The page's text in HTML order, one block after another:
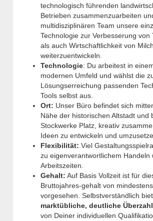
technologisch führenden
Betrieben zusammenzuarbeiten
multidisziplinären Team unsere
Technologie zur Verbesserung von
als auch Wirtschaftlichkeit von
weiterzuentwickeln.
Technologie: Du arbeitest in
modernen Umfeld und wählst die
Lösungserreichung passenden
Tools selbst aus.
Ort: Unser Büro befindet sich
Nähe der historischen Altstadt und
Stockwerke Platz, kreativ
Ideen zu entwickeln und
Flexibilität: Viel
zu eigenverantwortlichem Handeln
Arbeitszeiten.
Gehalt: Auf Basis Vollzeit ist für
Bruttojahres-gehalt von
vorgesehen. Selbstverständlich
marktübliche, deutliche
von Deiner individuellen